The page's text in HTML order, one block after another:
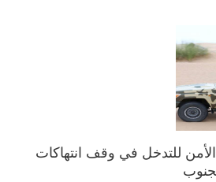
للتدخل في وقف انتهاكات